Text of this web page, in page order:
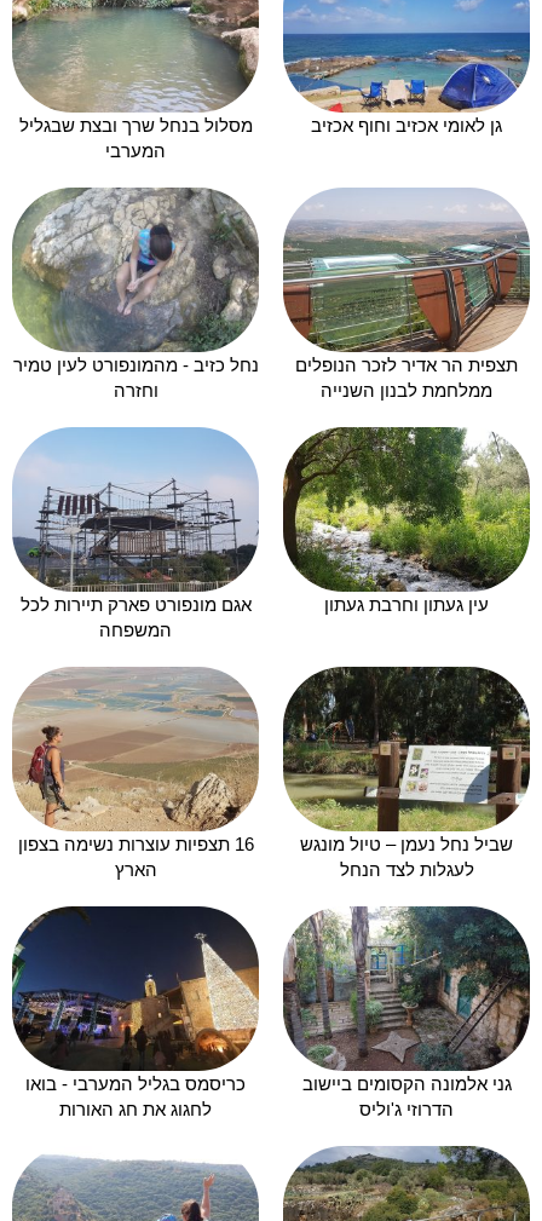
גן לאומי אכזיב וחוף אכזיב
מסלול בנחל שרך ובצת שבגליל
המערבי
תצפית הר אדיר לזכר הנופלים
ממלחמת לבנון השנייה
נחל כזיב - מהמונפורט לעין טמיר
וחזרה
עין געתון וחרבת געתון
אגם מונפורט פארק תיירות לכל
המשפחה
שביל נחל נעמן – טיול מונגש
לעגלות לצד הנחל
16 תצפיות עוצרות נשימה בצפון
הארץ
גני אלמונה הקסומים ביישוב
הדרוזי ג'וליס
כריסמס בגליל המערבי - בואו
לחגוג את חג האורות